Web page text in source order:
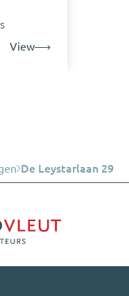
View
De Leystarlaan 29